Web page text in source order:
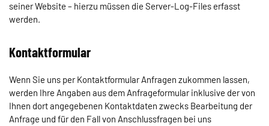
seiner Website – hierzu müssen die Server-Log-Files erfasst
werden.
Kontaktformular
Wenn Sie uns per Kontaktformular Anfragen zukommen lassen,
werden Ihre Angaben aus dem Anfrageformular inklusive der von
Ihnen dort angegebenen Kontaktdaten zwecks Bearbeitung der
Anfrage und für den Fall von Anschlussfragen bei uns